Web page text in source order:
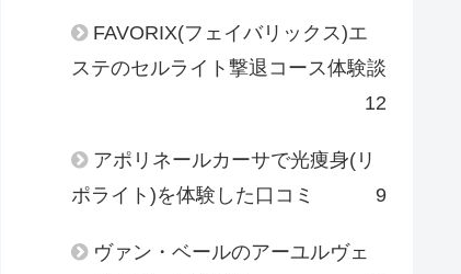
FAVORIX(フェイバリックス)エ
ステのセルライト撃退コース体験談
12
アポリネールカーサで光痩身(リ
ポライト)を体験した口コミ
9
ヴァン・ベールのアーユルヴェ